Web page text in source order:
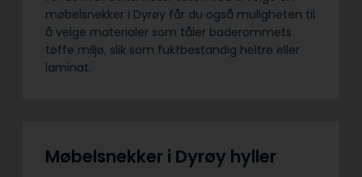
møbelsnekker i Dyrøy får du også muligheten til
å velge materialer som tåler baderommets
tøffe miljø, slik som fuktbestandig heltre eller
laminat.
Møbelsnekker i Dyrøy hyller